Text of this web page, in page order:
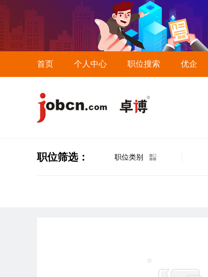
首页 个人中心 职位搜索 优企
职位筛选： 职位类别